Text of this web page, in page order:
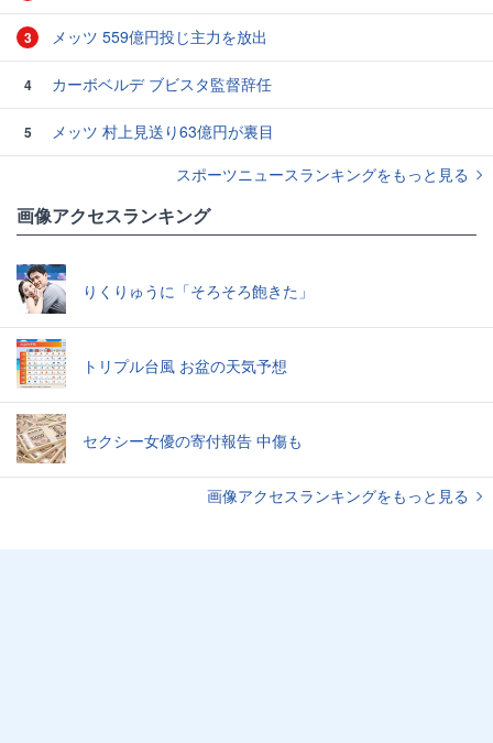
3 メッツ 559億円投じ主力を放出
4 カーボベルデ ブビスタ監督辞任
5
メッツ 村上見送り63億円が裏目
スポーツニュースランキングをもっと見る
画像アクセスランキング
りくりゅうに「そろそろ飽きた」
トリプル台風 お盆の天気予想
セクシー女優の寄付報告 中傷も
画像アクセスランキングをもっと見る